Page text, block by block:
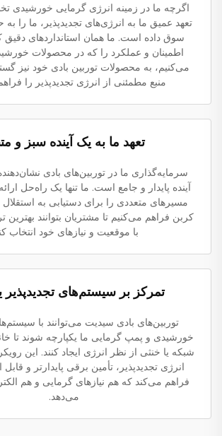
اگرچه ما در زمینه انرژی گرمایی خورشیدی
تعهد عمیق ما به انرژی‌های تجدیدپذیر، ما را به
سوق داده است. ما همان استانداردهای دقیق
اطمینان و عملکرد را که در محصولات
می‌کنیم، به محصولات توربین بادی خود نیز
منبع مطمئنی از انرژی تجدیدپذیر را
تعهد ما به یک آینده سبز و
سرمایه‌گذاری ما در توربین‌های بادی
آینده پایدار و جامع است. ما تنها یک راه‌حل
مسیرهای متعددی را برای دستیابی به
کربن فراهم می‌کنیم تا مشتریان بتوانند
با موقعیت و نیازهای خود انتخاب
تمرکز بر سیستم‌های تجدیدپذیر
توربین‌های بادی سیدیت می‌توانند با
خورشیدی و پمپ گرمایی ما یکپارچه شوند تا
شبکه یا خنثی از نظر انرژی ایجاد کنند. این
انرژی تجدیدپذیر، تأمین برقی پایدارتر و
فراهم می‌کند که هم نیازهای گرمایی و هم
می‌دهد.